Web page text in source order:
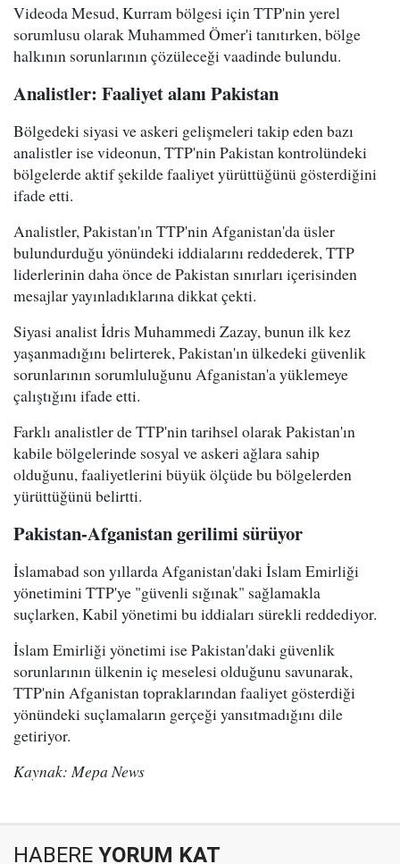
Videoda Mesud, Kurram bölgesi için TTP'nin yerel
sorumlusu olarak Muhammed Ömer'i tanıtırken, bölge
halkının sorunlarının çözüleceği vaadinde bulundu.
Analistler: Faaliyet alanı Pakistan
Bölgedeki siyasi ve askeri gelişmeleri takip eden bazı
analistler ise videonun, TTP'nin Pakistan kontrolündeki
bölgelerde aktif şekilde faaliyet yürüttüğünü gösterdiğini
ifade etti.
Analistler, Pakistan'ın TTP'nin Afganistan'da üsler
bulundurduğu yönündeki iddialarını reddederek, TTP
liderlerinin daha önce de Pakistan sınırları içerisinden
mesajlar yayınladıklarına dikkat çekti.
Siyasi analist İdris Muhammedi Zazay, bunun ilk kez
yaşanmadığını belirterek, Pakistan'ın ülkedeki güvenlik
sorunlarının sorumluluğunu Afganistan'a yüklemeye
çalıştığını ifade etti.
Farklı analistler de TTP'nin tarihsel olarak Pakistan'ın
kabile bölgelerinde sosyal ve askeri ağlara sahip
olduğunu, faaliyetlerini büyük ölçüde bu bölgelerden
yürüttüğünü belirtti.
Pakistan-Afganistan gerilimi sürüyor
İslamabad son yıllarda Afganistan'daki İslam Emirliği
yönetimini TTP'ye "güvenli sığınak" sağlamakla
suçlarken, Kabil yönetimi bu iddiaları sürekli reddediyor.
İslam Emirliği yönetimi ise Pakistan'daki güvenlik
sorunlarının ülkenin iç meselesi olduğunu savunarak,
TTP'nin Afganistan topraklarından faaliyet gösterdiği
yönündeki suçlamaların gerçeği yansıtmadığını dile
getiriyor.
Kaynak: Mepa News
HABERE YORUM KAT